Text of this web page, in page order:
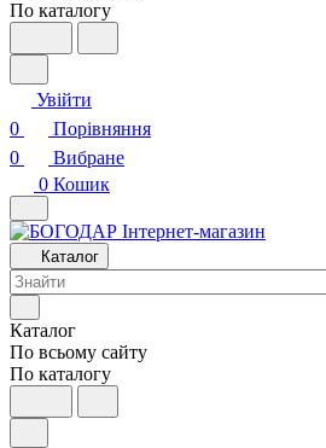
По каталогу
Увійти
0
Порівняння
0
Вибране
0 Кошик
Каталог
Каталог
По всьому сайту
По каталогу